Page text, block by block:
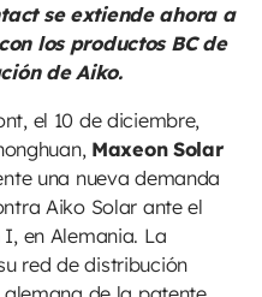
se extiende ahora a
los productos BC de
de Aiko.
el 10 de diciembre,
Maxeon Solar
una nueva demanda
Aiko Solar ante el
en Alemania. La
red de distribución